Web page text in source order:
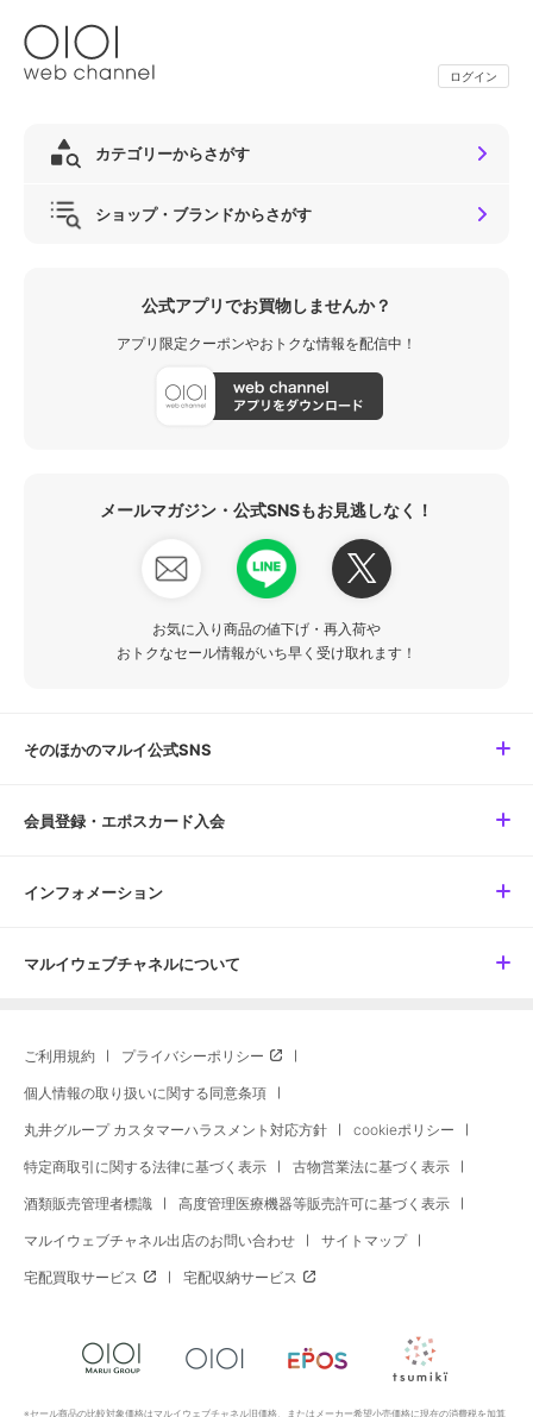
ログイン
カテゴリーからさがす
ショップ・ブランドからさがす
公式アプリでお買物しませんか？
アプリ限定クーポンやおトクな情報を配信中！
メールマガジン・公式SNSもお見逃しなく！
お気に入り商品の値下げ・再入荷や
おトクなセール情報がいち早く受け取れます！
そのほかのマルイ公式SNS
会員登録・エポスカード入会
インフォメーション
マルイウェブチャネルについて
ご利用規約 プライバシーポリシー
個人情報の取り扱いに関する同意条項
丸井グループ カスタマーハラスメント対応方針 cookieポリシー
特定商取引に関する法律に基づく表示 古物営業法に基づく表示
酒類販売管理者標識 高度管理医療機器等販売許可に基づく表示
マルイウェブチャネル出店のお問い合わせ サイトマップ
宅配買取サービス 宅配収納サービス
※セール商品の比較対象価格はマルイウェブチャネル旧価格、またはメーカー希望小売価格に現在の消費税を加算